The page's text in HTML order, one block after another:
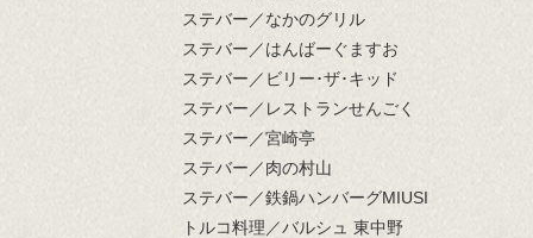
ステバー／なかのグリル
ステバー／はんばーぐますお
ステバー／ビリー･ザ･キッド
ステバー／レストランせんごく
ステバー／宮崎亭
ステバー／肉の村山
ステバー／鉄鍋ハンバーグMIUSI
トルコ料理／バルシュ 東中野